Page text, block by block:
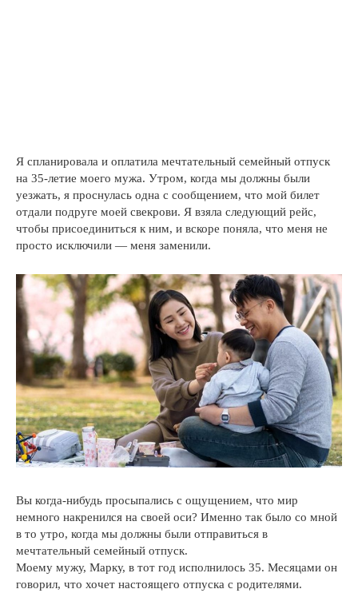
Я спланировала и оплатила мечтательный семейный отпуск
на 35-летие моего мужа. Утром, когда мы должны были
уезжать, я проснулась одна с сообщением, что мой билет
отдали подруге моей свекрови. Я взяла следующий рейс,
чтобы присоединиться к ним, и вскоре поняла, что меня не
просто исключили — меня заменили.
Вы когда-нибудь просыпались с ощущением, что мир
немного накренился на своей оси? Именно так было со мной
в то утро, когда мы должны были отправиться в
мечтательный семейный отпуск.
Моему мужу, Марку, в тот год исполнилось 35. Месяцами он
говорил, что хочет настоящего отпуска с родителями.